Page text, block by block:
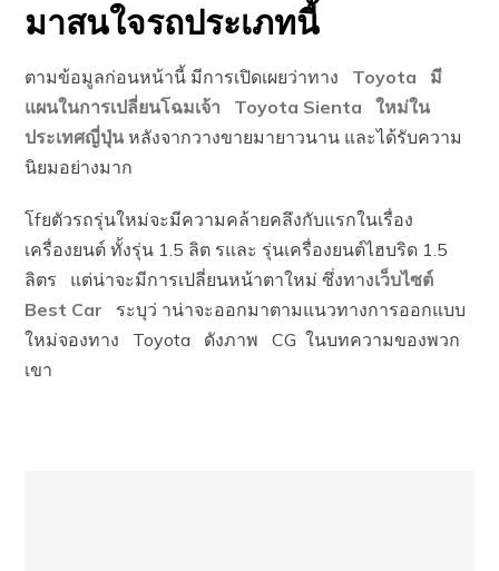
มาสนใจรถประเภทนี้
ตามข้อมูลก่อนหน้านี้ มีการเปิดเผยว่าทาง Toyota มี
แผนในการเปลี่ยนโฉมเจ้า Toyota Sienta ใหม่ใน
ประเทศญี่ปุ่น หลังจากวางขายมายาวนาน และได้รับความ
นิยมอย่างมาก
โfยตัวรถรุ่นใหม่จะมีความคล้ายคลึงกับแรกในเรื่อง
เครื่องยนต์ ทั้งรุ่น 1.5 ลิต รและ รุ่นเครื่องยนต์ไฮบริด 1.5
ลิตร แต่น่าจะมีการเปลี่ยนหน้าตาใหม่ ซึ่งทางเว็บไซต์
Best Car
ระบุว่ าน่าจะออกมาตามแนวทางการออกแบบ
ใหม่จองทาง Toyota ดังภาพ CG ในบทความของพวก
เขา